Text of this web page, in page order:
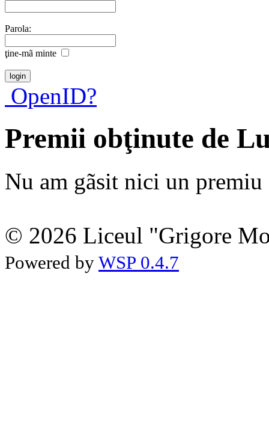
Parola:
ţine-mã minte
OpenID?
Premii obţinute de
Nu am gãsit nici un premiu
© 2026 Liceul "Grigore
Powered by WSP 0.4.7